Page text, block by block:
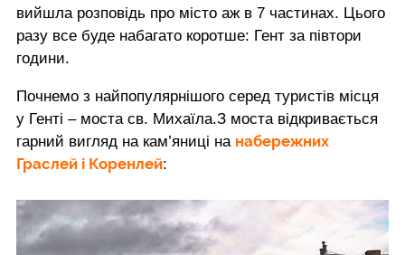
вийшла розповідь про місто аж в 7 частинах. Цього
разу все буде набагато коротше: Гент за півтори
години.
Почнемо з найпопулярнішого серед туристів місця
у Генті – моста св. Михаїла.З моста відкривається
гарний вигляд на кам’яниці на набережних
Граслей і Коренлей: